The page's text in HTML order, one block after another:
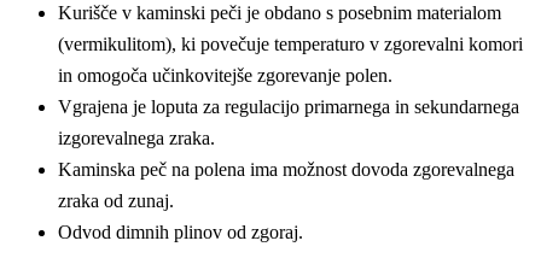
Kurišče v kaminski peči je obdano s posebnim materialom
(vermikulitom), ki povečuje temperaturo v zgorevalni komori
in omogoča učinkovitejše zgorevanje polen.
Vgrajena je loputa za regulacijo primarnega in sekundarnega
izgorevalnega zraka.
Kaminska peč na polena ima možnost dovoda zgorevalnega
zraka od zunaj.
Odvod dimnih plinov od zgoraj.